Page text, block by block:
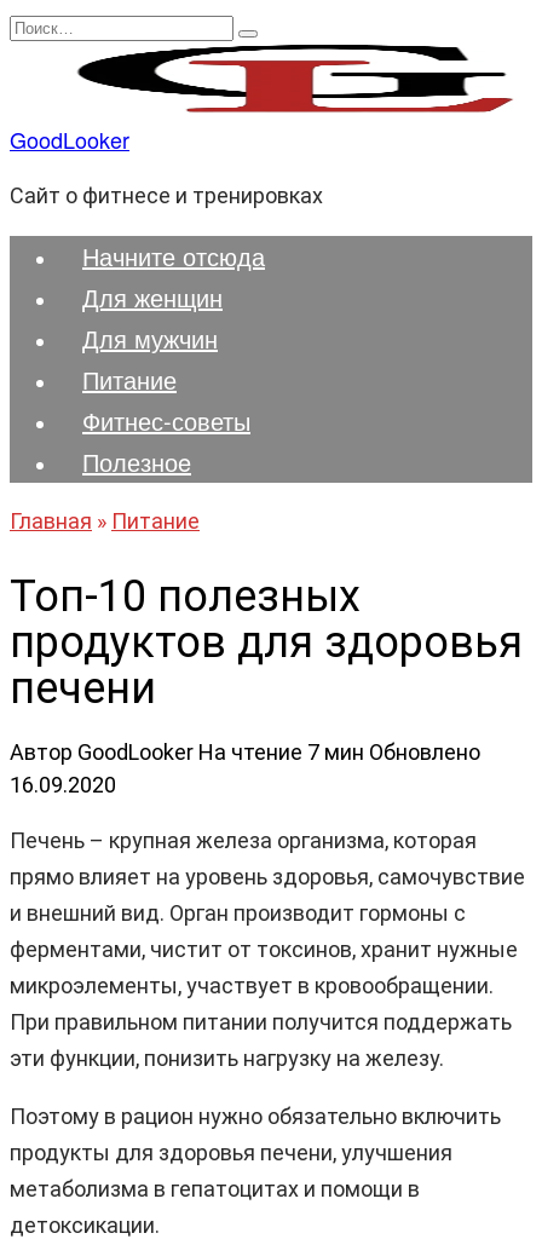
Перейти
содержанию
Search
GoodLooker
Сайт о фитнесе и тренировках
Начните отсюда
Для женщин
Для мужчин
Питание
Фитнес-советы
Полезноe
Главная » Питание
Топ-10 полезных
продуктов для здоровья
печени
Автор GoodLooker На чтение 7 мин Обновлено
16.09.2020
Печень – крупная железа организма, которая
прямо влияет на уровень здоровья, самочувствие
и внешний вид. Орган производит гормоны с
ферментами, чистит от токсинов, хранит нужные
микроэлементы, участвует в кровообращении.
При правильном питании получится поддержать
эти функции, понизить нагрузку на железу.
Поэтому в рацион нужно обязательно включить
продукты для здоровья печени, улучшения
метаболизма в гепатоцитах и помощи в
детоксикации.